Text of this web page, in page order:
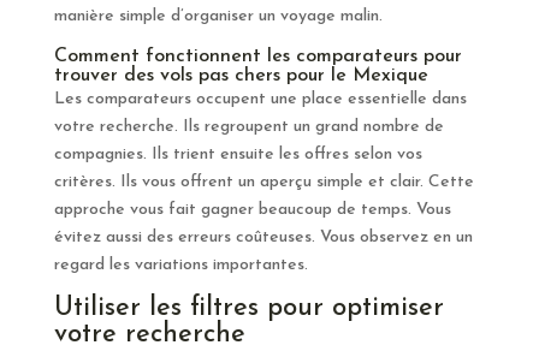
manière simple d’organiser un voyage malin.
Comment fonctionnent les comparateurs pour
trouver des vols pas chers pour le Mexique
Les comparateurs occupent une place essentielle dans
votre recherche. Ils regroupent un grand nombre de
compagnies. Ils trient ensuite les offres selon vos
critères. Ils vous offrent un aperçu simple et clair. Cette
approche vous fait gagner beaucoup de temps. Vous
évitez aussi des erreurs coûteuses. Vous observez en un
regard les variations importantes.
Utiliser les filtres pour optimiser
votre recherche